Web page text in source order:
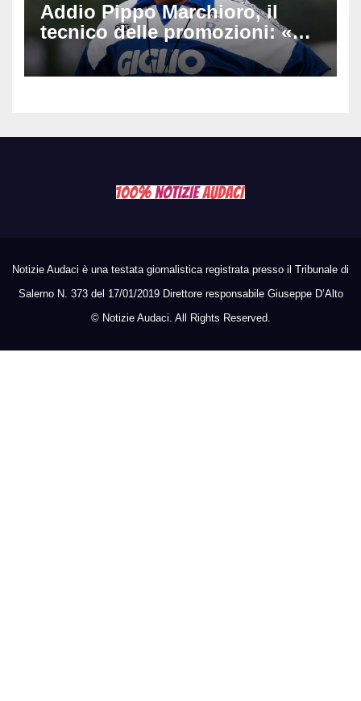
Addio Pippo Marchioro, il
tecnico delle promozioni: «Ha
scritto pagine indimenticabili
del nostro calcio»
Notizie Audaci è una testata giornalistica registrata presso il Tribunale di
Salerno N. 373 del 17/01/2019 Direttore responsabile Giuseppe D’Alto
© Notizie Audaci. All Rights Reserved.